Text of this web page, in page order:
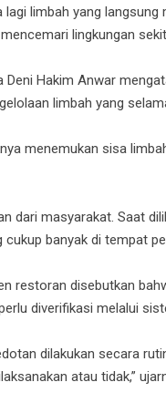
limbah yang langsung
lingkungan
Hakim Anwar
limbah yang
menemukan sisa
dari masyarakat. Saat
banyak di tempat
restoran disebutkan
diverifikasi melalui
dilakukan secara
atau tidak,”